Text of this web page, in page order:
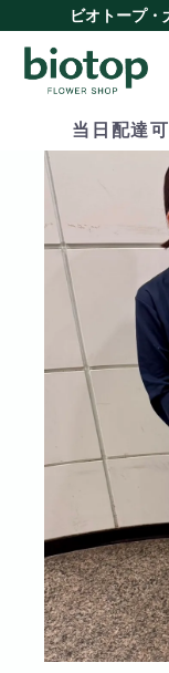
ビオトープ
当日配達